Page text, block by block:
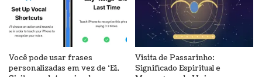
Você pode usar frases
personalizadas em vez de ‘Ei,
Visita de Passarinho:
Significado Espiritual e